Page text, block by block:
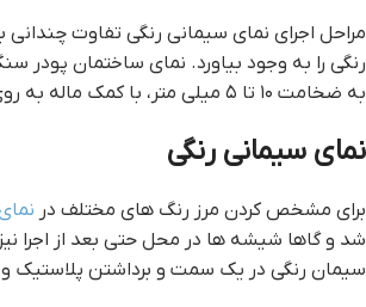
مراحل اجرای نمای سیمانی رنگی تفاوت
رنگی را به وجود بیاورد. نماي ساختمان پودر
به ضخامت ۱۰ تا ۵ میلی متر، با کمک ماله به روی سطح اجرا شده و سپس با تخته ماله های نرم پرداخت می شود تا سطحی صاف به وجود بیاید.
نمای سیمانی رنگی
برای مشخص کردن مرز رنگ های مختلف در
شد و گاها شیشه ها در محل حتی بعد از اجرا
سیمان رنگی در یک سمت و برداشتن پلاستیک و